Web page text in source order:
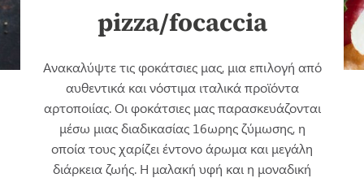
pizza/focaccia
Ανακαλύψτε τις φοκάτσιες μας, μια επιλογή από
αυθεντικά και νόστιμα ιταλικά προϊόντα
αρτοποιίας. Οι φοκάτσιες μας παρασκευάζονται
μέσω μιας διαδικασίας 16ωρης ζύμωσης, η
οποία τους χαρίζει έντονο άρωμα και μεγάλη
διάρκεια ζωής. Η μαλακή υφή και η μοναδική